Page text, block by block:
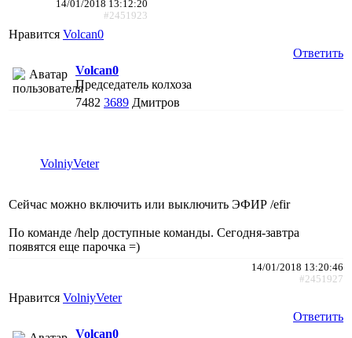
14/01/2018 13:12:20
#2451923
Нравится Volcan0
Ответить
Volcan0
Председатель колхоза
7482 3689 Дмитров
VolniyVeter
Сейчас можно включить или выключить ЭФИР /efir
По команде /help доступные команды. Сегодня-завтра
появятся еще парочка =)
14/01/2018 13:20:46
#2451927
Нравится VolniyVeter
Ответить
Volcan0